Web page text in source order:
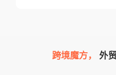
跨境魔方， 外